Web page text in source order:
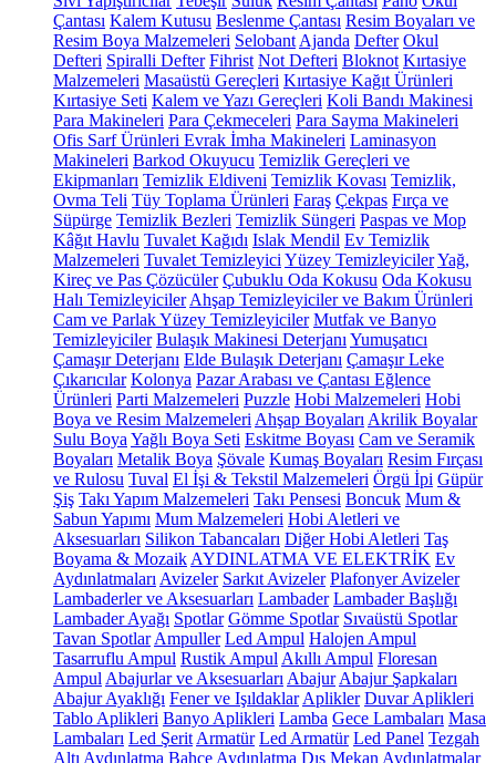
Çantası Kalem Kutusu Beslenme Çantası Resim Boyaları ve
Resim Boya Malzemeleri Selobant Ajanda Defter Okul
Defteri Spiralli Defter Fihrist Not Defteri Bloknot Kırtasiye
Malzemeleri Masaüstü Gereçleri Kırtasiye Kağıt Ürünleri
Kırtasiye Seti Kalem ve Yazı Gereçleri Koli Bandı Makinesi
Para Makineleri Para Çekmeceleri Para Sayma Makineleri
Ofis Sarf Ürünleri Evrak İmha Makineleri Laminasyon
Makineleri Barkod Okuyucu Temizlik Gereçleri ve
Ekipmanları Temizlik Eldiveni Temizlik Kovası Temizlik,
Ovma Teli Tüy Toplama Ürünleri Faraş Çekpas Fırça ve
Süpürge Temizlik Bezleri Temizlik Süngeri Paspas ve Mop
Kâğıt Havlu Tuvalet Kağıdı Islak Mendil Ev Temizlik
Malzemeleri Tuvalet Temizleyici Yüzey TemizleyicilerYağ,
Kireç ve Pas Çözücüler Çubuklu Oda Kokusu Oda Kokusu
Halı Temizleyiciler Ahşap Temizleyiciler ve Bakım Ürünleri
Cam ve Parlak Yüzey Temizleyiciler Mutfak ve Banyo
Temizleyiciler Bulaşık Makinesi Deterjanı Yumuşatıcı
Çamaşır Deterjanı Elde Bulaşık Deterjanı Çamaşır Leke
Çıkarıcılar Kolonya Pazar Arabası ve Çantası Eğlence
Ürünleri Parti Malzemeleri Puzzle Hobi Malzemeleri Hobi
Boya ve Resim Malzemeleri Ahşap Boyaları Akrilik Boyalar
Sulu Boya Yağlı Boya Seti Eskitme Boyası Cam ve Seramik
Boyaları Metalik Boya Şövale Kumaş Boyaları Resim Fırçası
ve Rulosu Tuval El İşi & Tekstil Malzemeleri Örgü İpi Güpür
Şiş Takı Yapım Malzemeleri Takı Pensesi Boncuk Mum &
Sabun Yapımı Mum Malzemeleri Hobi Aletleri ve
Aksesuarları Silikon Tabancaları Diğer Hobi Aletleri Taş
Boyama & Mozaik AYDINLATMA VE ELEKTRİK Ev
Aydınlatmaları Avizeler Sarkıt Avizeler Plafonyer Avizeler
Lambaderler ve Aksesuarları Lambader Lambader Başlığı
Lambader Ayağı Spotlar Gömme Spotlar Sıvaüstü Spotlar
Tavan Spotlar Ampuller Led Ampul Halojen Ampul
Tasarruflu Ampul Rustik Ampul Akıllı Ampul Floresan
Ampul Abajurlar ve Aksesuarları Abajur Abajur Şapkaları
Abajur Ayaklığı Fener ve Işıldaklar Aplikler Duvar Aplikleri
Tablo Aplikleri Banyo Aplikleri Lamba Gece Lambaları Masa
Lambaları Led Şerit Armatür Led Armatür Led Panel Tezgah
Altı Aydınlatma Bahçe Aydınlatma Dış Mekan Aydınlatmalar